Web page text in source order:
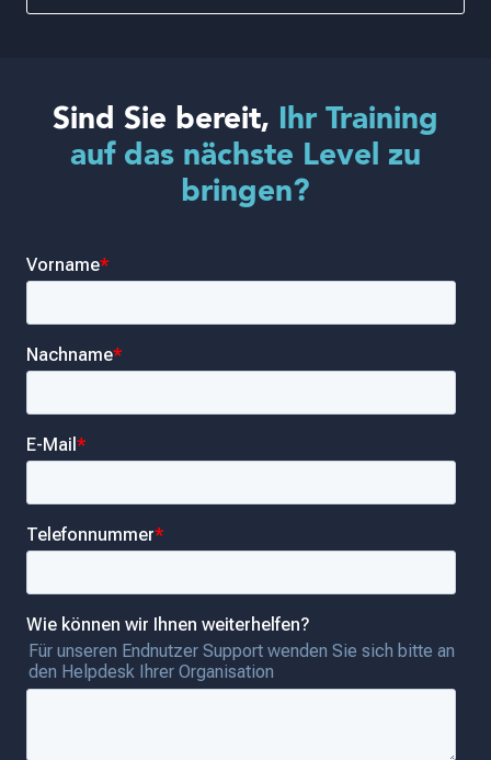
Sind Sie bereit,
Ihr Training
auf das nächste Level zu
bringen?